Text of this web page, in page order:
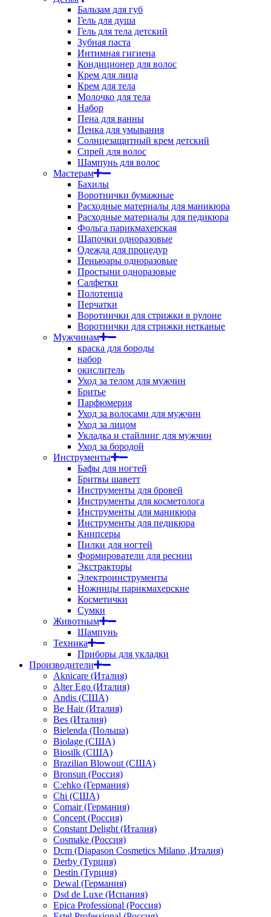
Бальзам для губ
Гель для душа
Гель для тела детский
Зубная паста
Интимная гигиена
Кондиционер для волос
Крем для лица
Крем для тела
Молочко для тела
Набор
Пена для ванны
Пенка для умывания
Солнцезащитный крем детский
Спрей для волос
Шампунь для волос
Мастерам
Бахилы
Воротнички бумажные
Расходные материалы для маникюра
Расходные материалы для педикюра
Фольга парикмахерская
Шапочки одноразовые
Одежда для процедур
Пеньюары одноразовые
Простыни одноразовые
Салфетки
Полотенца
Перчатки
Воротнички для стрижки в рулоне
Воротнички для стрижки нетканые
Мужчинам
краска для бороды
набор
окислитель
Уход за телом для мужчин
Бритье
Парфюмерия
Уход за волосами для мужчин
Уход за лицом
Укладка и стайлинг для мужчин
Уход за бородой
Инструменты
Бафы для ногтей
Бритвы шаветт
Инструменты для бровей
Инструменты для косметолога
Инструменты для маникюра
Инструменты для педикюра
Книпсеры
Пилки для ногтей
Формирователи для ресниц
Экстракторы
Электроинструменты
Ножницы парикмахерские
Косметички
Сумки
Животным
Шампунь
Техника
Приборы для укладки
Производители
Aknicare (Италия)
Alter Ego (Италия)
Andis (США)
Be Hair (Италия)
Bes (Италия)
Bielenda (Польша)
Biolage (США)
Biosilk (США)
Brazilian Blowout (США)
Bronsun (Россия)
C:ehko (Германия)
Chi (США)
Comair (Германия)
Concept (Россия)
Constant Delight (Италия)
Cosmake (Россия)
Dcm (Diapason Cosmetics Milano ,Италия)
Derby (Турция)
Destin (Турция)
Dewal (Германия)
Dsd de Luxe (Испания)
Epica Professional (Россия)